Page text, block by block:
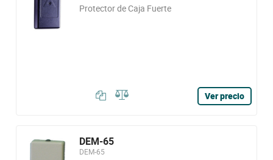
Protector de Caja Fuerte
Ver precio
DEM-65
DEM-65